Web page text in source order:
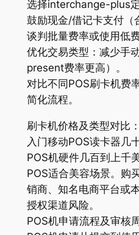
选择interchange-plus
鼓励现金/借记卡支付（
谈判批量费率或使用低
优化交易类型：减少手
present费率更高）。
对比不同POS刷卡机费
简化流程。
刷卡机价格及类型对比：
入门移动POS读卡器几
POS机硬件几百到上千
POS适合美容场景。购
销商、知名电商平台或
授权渠道风险。
POS机申请流程及审核